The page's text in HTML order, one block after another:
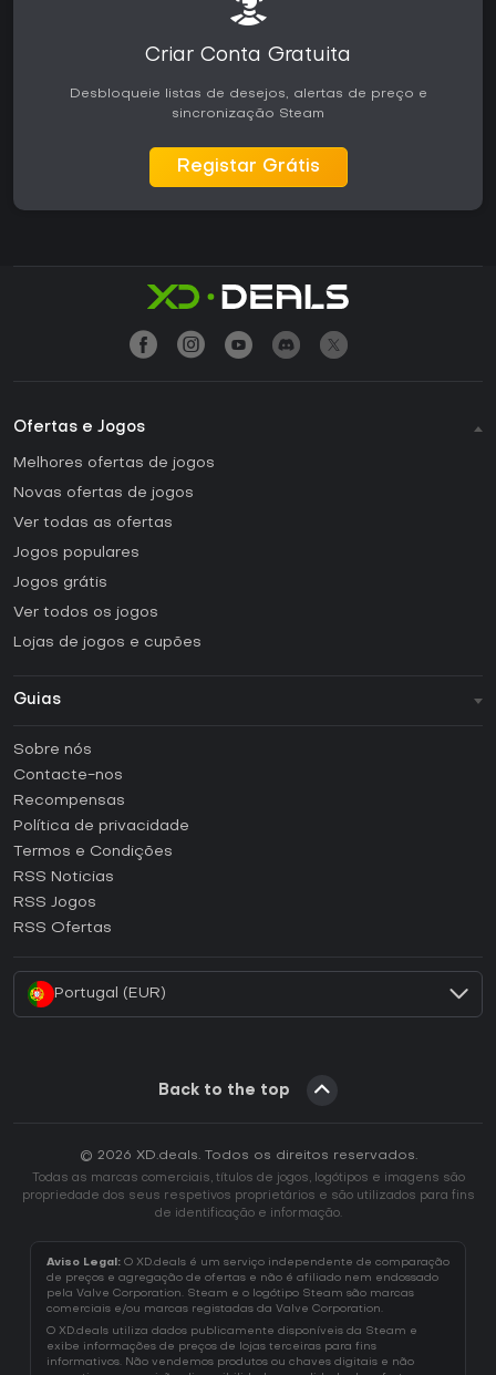
Criar Conta Gratuita
Desbloqueie listas de desejos, alertas de preço e
sincronização Steam
Registar Grátis
Ofertas e Jogos
Melhores ofertas de jogos
Novas ofertas de jogos
Ver todas as ofertas
Jogos populares
Jogos grátis
Ver todos os jogos
Lojas de jogos e cupões
Guias
Como ativar uma CD Key Steam?
Como ativar uma CD Key Epic Games?
Como ativar uma CD Key GOG?
Como ativar uma CD Key Ubisoft Connect?
Sobre nós
Contacte-nos
Recompensas
Política de privacidade
Termos e Condições
RSS Noticias
RSS Jogos
RSS Ofertas
Portugal (EUR)
Back to the top
© 2026 XD.deals. Todos os direitos reservados.
Todas as marcas comerciais, títulos de jogos, logótipos e imagens são
propriedade dos seus respetivos proprietários e são utilizados para fins
de identificação e informação.
Aviso Legal: O XD.deals é um serviço independente de comparação
de preços e agregação de ofertas e não é afiliado nem endossado
pela Valve Corporation. Steam e o logótipo Steam são marcas
comerciais e/ou marcas registadas da Valve Corporation.
O XD.deals utiliza dados publicamente disponíveis da Steam e
exibe informações de preços de lojas terceiras para fins
informativos. Não vendemos produtos ou chaves digitais e não